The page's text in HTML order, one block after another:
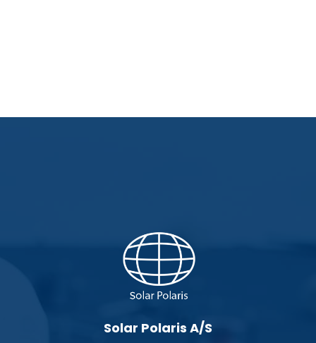
Solar Polaris A/S